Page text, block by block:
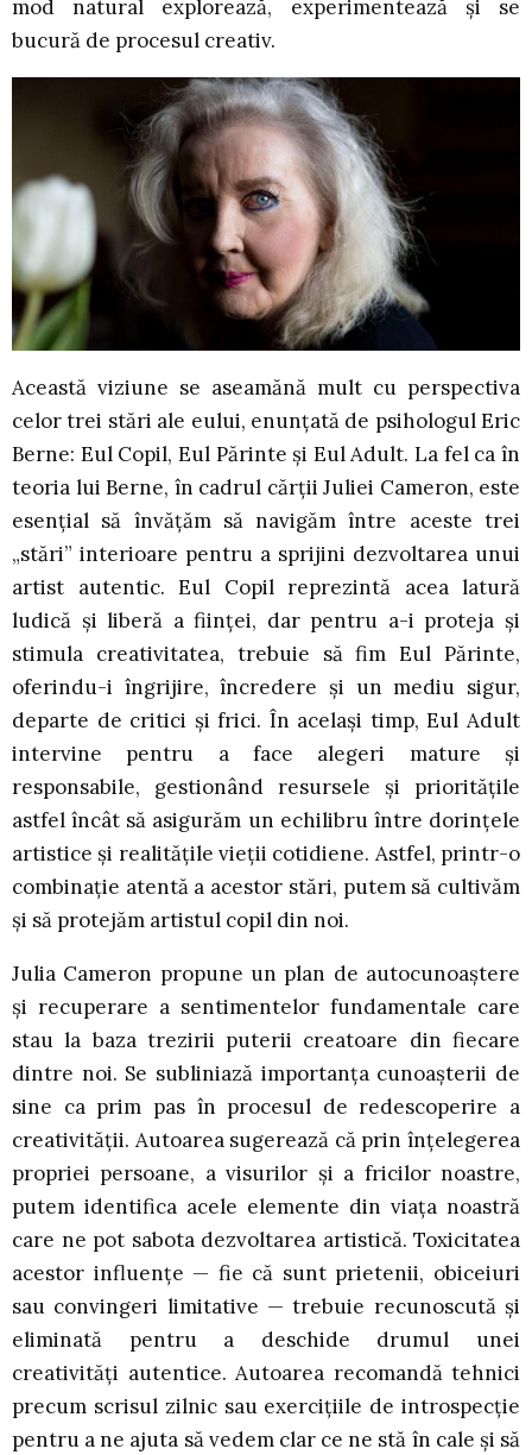
mod natural explorează, experimentează și se
bucură de procesul creativ.
Această viziune se aseamănă mult cu perspectiva
celor trei stări ale eului, enunțată de psihologul Eric
Berne: Eul Copil, Eul Părinte și Eul Adult. La fel ca în
teoria lui Berne, în cadrul cărții Juliei Cameron, este
esențial să învățăm să navigăm între aceste trei
„stări” interioare pentru a sprijini dezvoltarea unui
artist autentic. Eul Copil reprezintă acea latură
ludică și liberă a ființei, dar pentru a-i proteja și
stimula creativitatea, trebuie să fim Eul Părinte,
oferindu-i îngrijire, încredere și un mediu sigur,
departe de critici și frici. În același timp, Eul Adult
intervine pentru a face alegeri mature și
responsabile, gestionând resursele și prioritățile
astfel încât să asigurăm un echilibru între dorințele
artistice și realitățile vieții cotidiene. Astfel, printr-o
combinație atentă a acestor stări, putem să cultivăm
și să protejăm artistul copil din noi.
Julia Cameron propune un plan de autocunoaștere
și recuperare a sentimentelor fundamentale care
stau la baza trezirii puterii creatoare din fiecare
dintre noi. Se subliniază importanța cunoașterii de
sine ca prim pas în procesul de redescoperire a
creativității. Autoarea sugerează că prin înțelegerea
propriei persoane, a visurilor și a fricilor noastre,
putem identifica acele elemente din viața noastră
care ne pot sabota dezvoltarea artistică. Toxicitatea
acestor influențe — fie că sunt prietenii, obiceiuri
sau convingeri limitative — trebuie recunoscută și
eliminată pentru a deschide drumul unei
creativități autentice. Autoarea recomandă tehnici
precum scrisul zilnic sau exercițiile de introspecție
pentru a ne ajuta să vedem clar ce ne stă în cale și să